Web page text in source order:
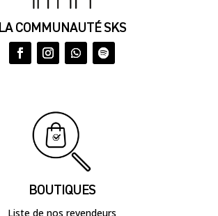
LA COMMUNAUTÉ SKS
BOUTIQUES
Liste de nos revendeurs